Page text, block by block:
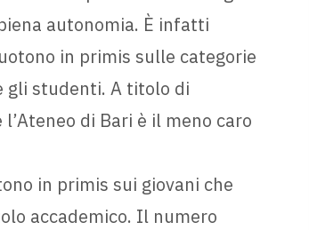
autonomia. È infatti
in primis sulle categorie
gli studenti. A titolo di
di Bari è il meno caro
in primis sui giovani che
accademico. Il numero